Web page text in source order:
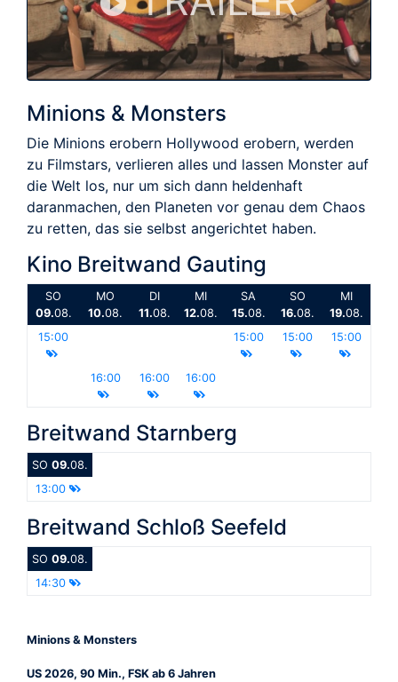
Minions & Monsters
Die Minions erobern Hollywood erobern, werden
zu Filmstars, verlieren alles und lassen Monster auf
die Welt los, nur um sich dann heldenhaft
daranmachen, den Planeten vor genau dem Chaos
zu retten, das sie selbst angerichtet haben.
Kino Breitwand Gauting
SO
09.08.
MO
10.08.
DI
11.08.
MI
12.08.
SA
15.08.
SO
16.08.
MI
19.08.
15:00
15:00 15:00 15:00
16:00 16:00 16:00
Breitwand Starnberg
SO 09.08.
13:00
Breitwand Schloß Seefeld
SO 09.08.
14:30
Minions & Monsters
US 2026, 90 Min., FSK ab 6 Jahren